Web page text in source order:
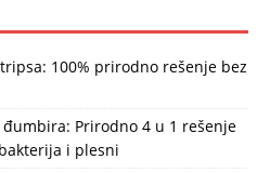
100% prirodno rešenje bez
Prirodno 4 u 1 rešenje
i plesni